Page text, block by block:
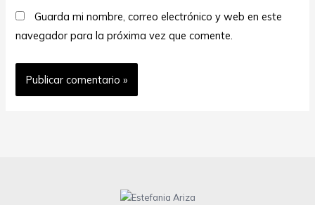
Guarda mi nombre, correo electrónico y web en este
navegador para la próxima vez que comente.